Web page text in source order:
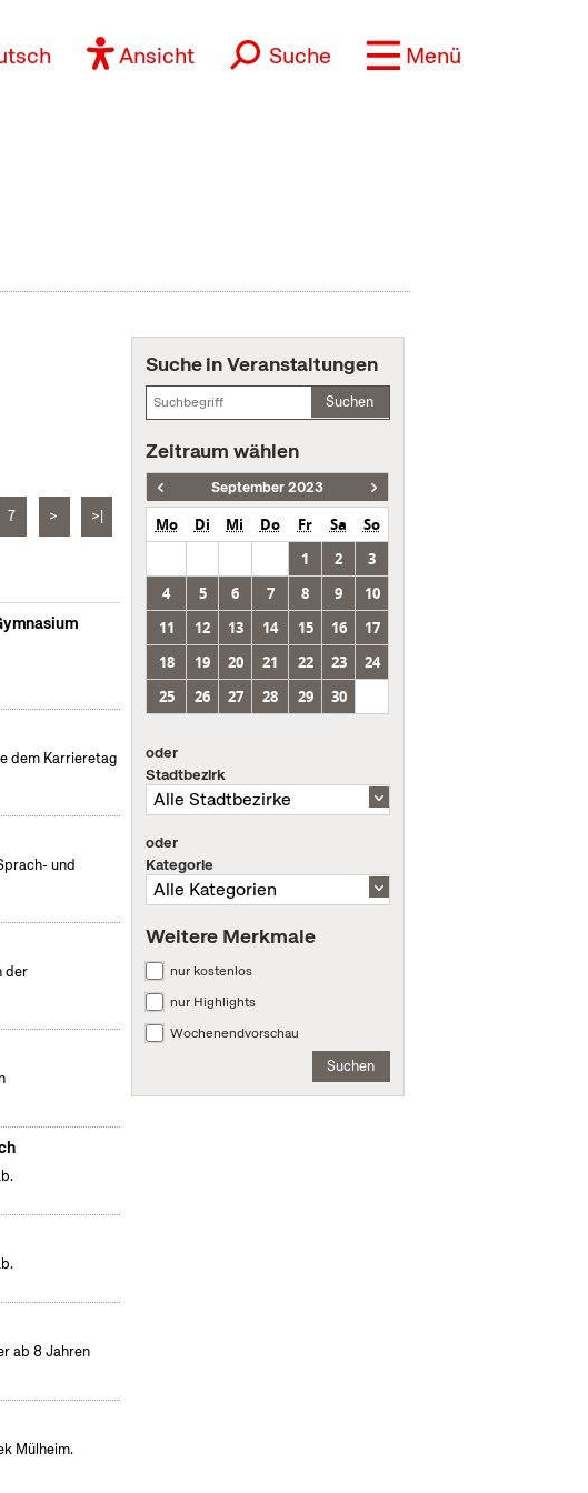
Ansicht Suche Menü
7 > >|
dem Karrieretag
und
der
ab 8 Jahren
Mülheim.
Suche in Veranstaltungen
Suchen
Zeitraum wählen
September 2023
Mo Di Mi Do Fr Sa
So
1
2
3
4
5 6 7 8 9
10
11
12 13 14 15 16
17
18
19 20 21 22 23
24
25
26 27 28 29 30
oder
Stadtbezirk
oder
Kategorie
Weitere Merkmale
nur kostenlos
nur Highlights
Wochenendvorschau
Suchen